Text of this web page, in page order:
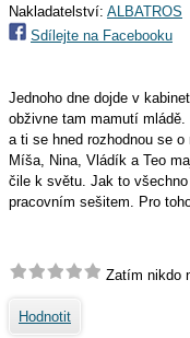
Nakladatelství: ALBATROS
Sdílejte na Facebooku
Jednoho dne dojde v
obživne tam mamutí
a ti se hned rozhodnou se
Míša, Nina, Vládík a Teo
čile k světu. Jak to
pracovním sešitem. Pro
Zatím nikdo
Hodnotit